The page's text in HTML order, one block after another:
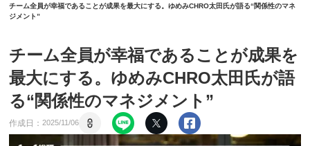
チーム全員が幸福であることが成果を最大にする。ゆめみCHRO太田氏が語る“関係性のマネ
ジメント”
チーム全員が幸福であることが成果を
最大にする。ゆめみCHRO太田氏が語
る“関係性のマネジメント”
作成日：2025/11/06